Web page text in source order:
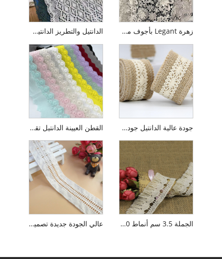
الدانتيل والتطريز الدانتيل الكروشيه القطن زهرة Legant بأجوف من نسيج الدانتيل والتطريز لفستان سيدة
القطن العيينة الدانتيل تقليم جودة عالية الدانتيل جودة القطع رخيصة 100 ٪ من الدانتيل القطن
عالي الجودة جديدة تصميم القطن الزفاف الدانتيل الأقمشة/القطع الدانتيل القابلة للذوبان القطع/كروشيه القطن الدانتيل المطرز الجملة 3.5 سم أنماط 100 ٪ من القطن البولندية كروشيه القطن القطن الدانتيل الدانتيل